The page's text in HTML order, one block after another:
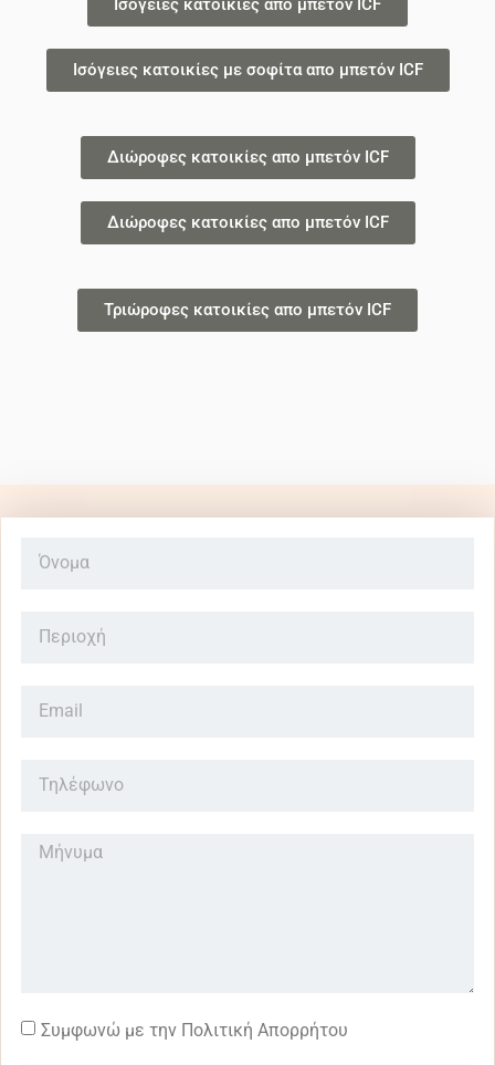
Ισόγειες κατοικίες απο μπετόν ICF
Ισόγειες κατοικίες με σοφίτα απο μπετόν ICF
Διώροφες κατοικίες απο μπετόν ICF
Διώροφες κατοικίες απο μπετόν ICF
Τριώροφες κατοικίες απο μπετόν ICF
Συμφωνώ με την Πολιτική Απορρήτου